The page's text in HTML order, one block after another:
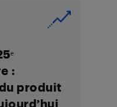
:
produit